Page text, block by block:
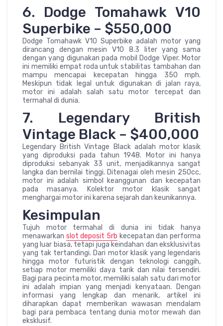
6. Dodge Tomahawk V10
Superbike – $550,000
Dodge Tomahawk V10 Superbike adalah motor yang
dirancang dengan mesin V10 8.3 liter yang sama
dengan yang digunakan pada mobil Dodge Viper. Motor
ini memiliki empat roda untuk stabilitas tambahan dan
mampu mencapai kecepatan hingga 350 mph.
Meskipun tidak legal untuk digunakan di jalan raya,
motor ini adalah salah satu motor tercepat dan
termahal di dunia.
7. Legendary British
Vintage Black – $400,000
Legendary British Vintage Black adalah motor klasik
yang diproduksi pada tahun 1948. Motor ini hanya
diproduksi sebanyak 33 unit, menjadikannya sangat
langka dan bernilai tinggi. Ditenagai oleh mesin 250cc,
motor ini adalah simbol keanggunan dan kecepatan
pada masanya. Kolektor motor klasik sangat
menghargai motor ini karena sejarah dan keunikannya.
Kesimpulan
Tujuh motor termahal di dunia ini tidak hanya
menawarkan slot deposit 5rb kecepatan dan performa
yang luar biasa, tetapi juga keindahan dan eksklusivitas
yang tak tertandingi. Dari motor klasik yang legendaris
hingga motor futuristik dengan teknologi canggih,
setiap motor memiliki daya tarik dan nilai tersendiri.
Bagi para pecinta motor, memiliki salah satu dari motor
ini adalah impian yang menjadi kenyataan. Dengan
informasi yang lengkap dan menarik, artikel ini
diharapkan dapat memberikan wawasan mendalam
bagi para pembaca tentang dunia motor mewah dan
eksklusif.